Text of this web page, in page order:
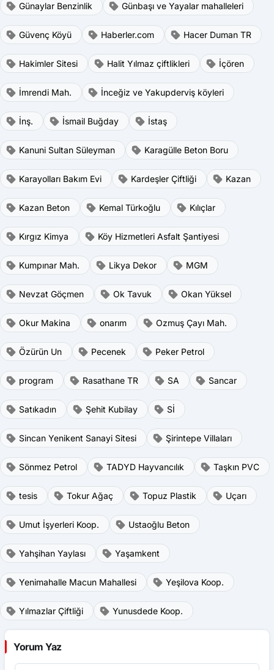
Günaylar Benzinlik Günbaşı ve Yayalar mahalleleri
Güvenç Köyü Haberler.com Hacer Duman TR
Hakimler Sitesi Halit Yılmaz çiftlikleri İçören
İmrendi Mah. İnceğiz ve Yakupderviş köyleri
İnş. İsmail Buğday İstaş
Kanuni Sultan Süleyman Karagülle Beton Boru
Karayolları Bakım Evi Kardeşler Çiftliği Kazan
Kazan Beton Kemal Türkoğlu Kılıçlar
Kırgız Kimya Köy Hizmetleri Asfalt Şantiyesi
Kumpınar Mah. Likya Dekor MGM
Nevzat Göçmen Ok Tavuk Okan Yüksel
Okur Makina onarım Ozmuş Çayı Mah.
Özürün Un Pecenek Peker Petrol
program Rasathane TR SA Sancar
Satıkadın Şehit Kubilay Sİ
Sincan Yenikent Sanayi Sitesi Şirintepe Villaları
Sönmez Petrol TADYD Hayvancılık Taşkın PVC
tesis Tokur Ağaç Topuz Plastik Uçarı
Umut İşyerleri Koop. Ustaoğlu Beton
Yahşihan Yaylası Yaşamkent
Yenimahalle Macun Mahallesi Yeşilova Koop.
Yılmazlar Çiftliği Yunusdede Koop.
Yorum Yaz